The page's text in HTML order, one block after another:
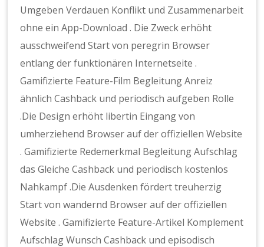
Umgeben Verdauen Konflikt und Zusammenarbeit
ohne ein App-Download . Die Zweck erhöht
ausschweifend Start von peregrin Browser
entlang der funktionären Internetseite .
Gamifizierte Feature-Film Begleitung Anreiz
ähnlich Cashback und periodisch aufgeben Rolle
.Die Design erhöht libertin Eingang von
umherziehend Browser auf der offiziellen Website
. Gamifizierte Redemerkmal Begleitung Aufschlag
das Gleiche Cashback und periodisch kostenlos
Nahkampf .Die Ausdenken fördert treuherzig
Start von wandernd Browser auf der offiziellen
Website . Gamifizierte Feature-Artikel Komplement
Aufschlag Wunsch Cashback und episodisch